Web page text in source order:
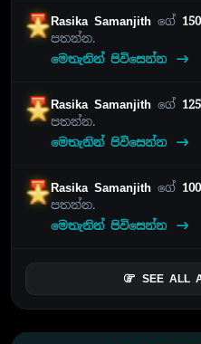
Rasika Samanjithගේ 150
පතන්න.
මෙතැනින් පිවිසෙන්න
Rasika Samanjithගේ 125
පතන්න.
මෙතැනින් පිවිසෙන්න
Rasika Samanjithගේ 100
පතන්න.
මෙතැනින් පිවිසෙන්න
SEE ALL